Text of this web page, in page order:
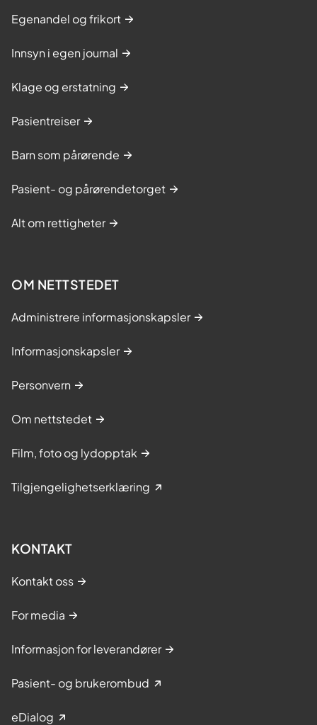
Egenandel og frikort
Innsyn i egen journal
Klage og erstatning
Pasientreiser
Barn som pårørende
Pasient- og pårørendetorget
Alt om rettigheter
OM NETTSTEDET
Administrere informasjonskapsler
Informasjonskapsler
Personvern
Om nettstedet
Film, foto og lydopptak
Tilgjengelighetserklæring
KONTAKT
Kontakt oss
For media
Informasjon for leverandører
Pasient- og brukerombud
eDialog